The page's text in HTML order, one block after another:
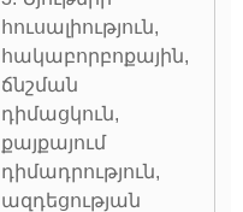
հուսալիություն,
հակաբորբոքային,
ճնշման
դիմացկուն,
քայքայում
դիմադրություն,
ազդեցության